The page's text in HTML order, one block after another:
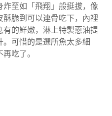
至如「飛翔」般挺拔，像
脆到可以連骨吃下，內裡
的鮮嫩，淋上特製蔥油提
可惜的是選所魚太多細
吃了。